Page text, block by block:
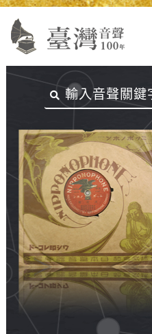
Alt+U：
選
Alt+C：
容
跳
內